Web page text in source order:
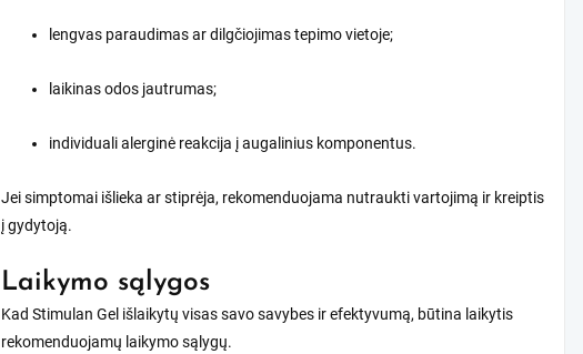
lengvas paraudimas ar dilgčiojimas tepimo vietoje;
laikinas odos jautrumas;
individuali alerginė reakcija į augalinius komponentus.
Jei simptomai išlieka ar stiprėja, rekomenduojama nutraukti vartojimą ir kreiptis
į gydytoją.
Laikymo sąlygos
Kad Stimulan Gel išlaikytų visas savo savybes ir efektyvumą, būtina laikytis
rekomenduojamų laikymo sąlygų.